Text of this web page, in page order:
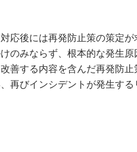
応後には再発防止策の策定
のみならず、根本的な発生
善する内容を含んだ再発防
再びインシデントが発生す